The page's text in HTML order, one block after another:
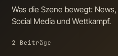
Was die Szene bewegt:
Social Media und Wettkampf.
2 Beiträge